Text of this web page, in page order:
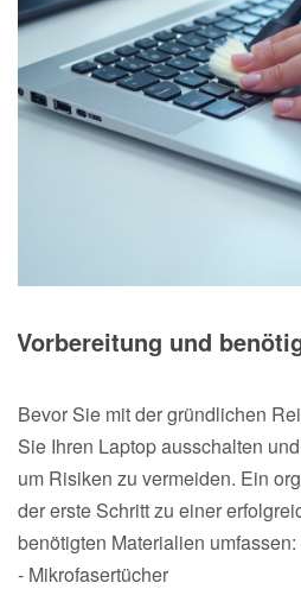
Vorbereitung und
Bevor Sie mit der gründlichen
Sie Ihren Laptop ausschalten
um Risiken zu vermeiden. Ein
der erste Schritt zu einer
benötigten Materialien umfassen:
- Mikrofasertücher